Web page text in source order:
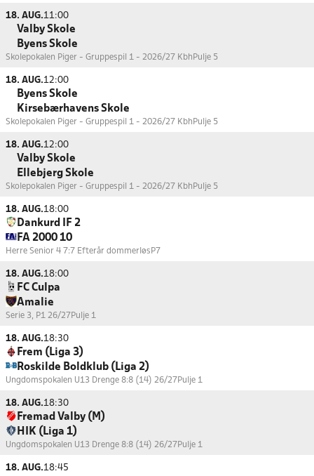
18. AUG.11:00
Valby Skole
Byens Skole
Skolepokalen Piger - Gruppespil 1 - 2026/27 Kbh Pulje 5
18. AUG.12:00
Byens Skole
Kirsebærhavens Skole
Skolepokalen Piger - Gruppespil 1 - 2026/27 Kbh Pulje 5
18. AUG.12:00
Valby Skole
Ellebjerg Skole
Skolepokalen Piger - Gruppespil 1 - 2026/27 Kbh Pulje 5
18. AUG.18:00
Dankurd IF 2
FA 2000 10
Herre Senior 4 7:7 Efterår dommerløs P7
18. AUG.18:00
FC Culpa
Amalie
Serie 3, P1 26/27 Pulje 1
18. AUG.18:30
Frem (Liga 3)
Roskilde Boldklub (Liga 2)
Ungdomspokalen U13 Drenge 8:8 (14) 26/27 Pulje 1
18. AUG.18:30
Fremad Valby (M)
HIK (Liga 1)
Ungdomspokalen U13 Drenge 8:8 (14) 26/27 Pulje 1
18. AUG.18:45